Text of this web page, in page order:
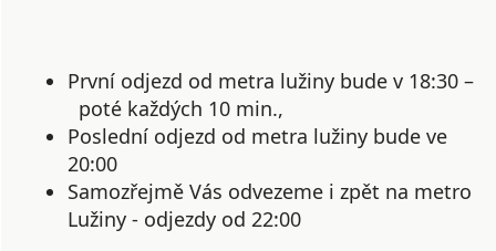
První odjezd od metra lužiny bude v 18:30 –
poté každých 10 min.,
Poslední odjezd od metra lužiny bude ve
20:00
Samozřejmě Vás odvezeme i zpět na metro
Lužiny - odjezdy od 22:00